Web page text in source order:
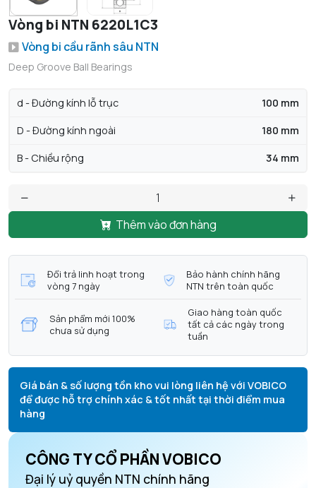
Vòng bi NTN 6220L1C3
Vòng bi cầu rãnh sâu NTN
Deep Groove Ball Bearings
d - Đường kính lỗ trục 100 mm
D - Đường kính ngoài 180 mm
B - Chiều rộng 34 mm
Thêm vào đơn hàng
Đổi trả linh hoạt trong
vòng 7 ngày
Bảo hành chính hãng
NTN trên toàn quốc
Sản phẩm mới 100%
chưa sử dụng
Giao hàng toàn quốc
tất cả các ngày trong
tuần
Giá bán & số lượng tồn kho vui lòng liên hệ với VOBICO
để được hỗ trợ chính xác & tốt nhất tại thời điểm mua
hàng
CÔNG TY CỔ PHẦN VOBICO
Đại lý uỷ quyền NTN chính hãng